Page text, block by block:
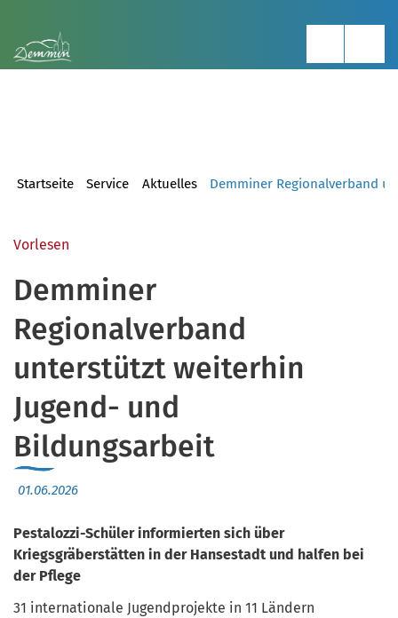
Startseite Service Aktuelles Demminer Regionalverband
Vorlesen
Demminer
Regionalverband
unterstützt weiterhin
Jugend- und
Bildungsarbeit
01.06.2026
Pestalozzi-Schüler informierten sich über
Kriegsgräberstätten in der Hansestadt und halfen bei
der Pflege
31 internationale Jugendprojekte in 11 Ländern